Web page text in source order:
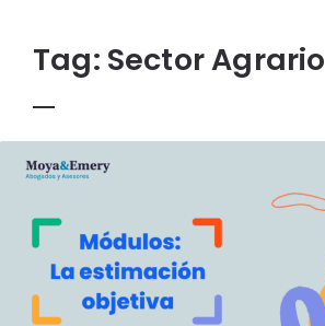
Tag: Sector Agrario